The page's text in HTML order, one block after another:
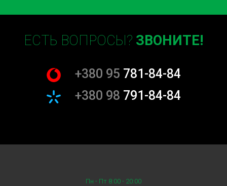
ЕСТЬ ВОПРОСЫ? ЗВОНИТЕ!
+380 95 781-84-84
+380 98 791-84-84
Пн - Пт 8:00 - 20:00